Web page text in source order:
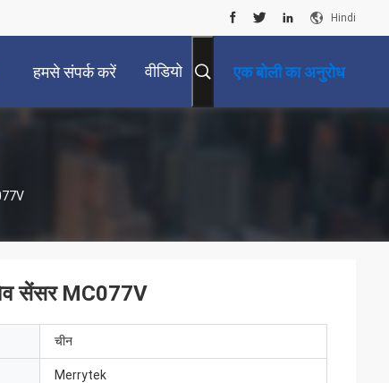
Hindi
हमसे संपर्क करें वीडियो एक बोली का अनुरोध
सेंसर MC077V
चीन
Merrytek